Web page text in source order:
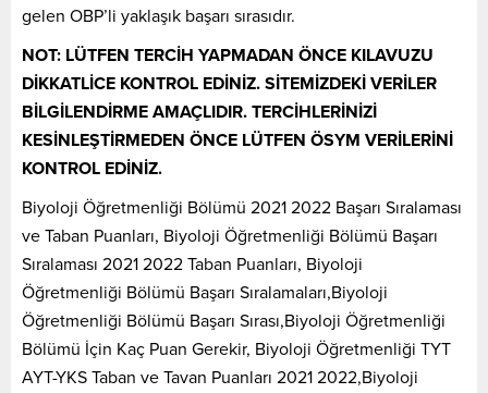
gelen OBP’li yaklaşık başarı sırasıdır.
NOT: LÜTFEN TERCİH YAPMADAN ÖNCE KILAVUZU
DİKKATLİCE KONTROL EDİNİZ. SİTEMİZDEKİ VERİLER
BİLGİLENDİRME AMAÇLIDIR. TERCİHLERİNİZİ
KESİNLEŞTİRMEDEN ÖNCE LÜTFEN ÖSYM VERİLERİNİ
KONTROL EDİNİZ.
Biyoloji Öğretmenliği Bölümü 2021 2022 Başarı Sıralaması
ve Taban Puanları, Biyoloji Öğretmenliği Bölümü Başarı
Sıralaması 2021 2022 Taban Puanları, Biyoloji
Öğretmenliği Bölümü Başarı Sıralamaları,Biyoloji
Öğretmenliği Bölümü Başarı Sırası,Biyoloji Öğretmenliği
Bölümü İçin Kaç Puan Gerekir, Biyoloji Öğretmenliği TYT
AYT-YKS Taban ve Tavan Puanları 2021 2022,Biyoloji